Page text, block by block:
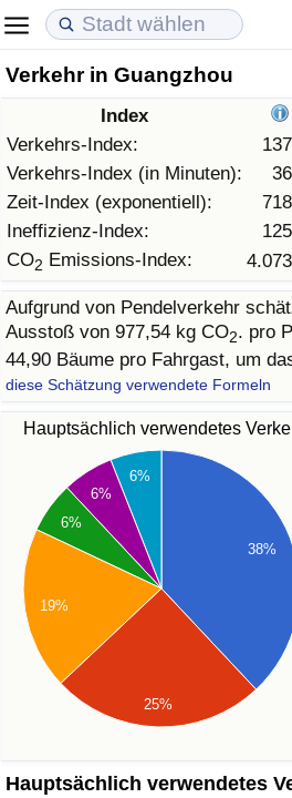
Verkehr in Guangzhou
Index
Verkehrs-Index:
Verkehrs-Index (in Minuten):
Zeit-Index (exponentiell):
Ineffizienz-Index:
CO2 Emissions-Index:
Aufgrund von Pendelverkehr
Ausstoß von 977,54 kg CO2. pro
44,90 Bäume pro Fahrgast, um
diese Schätzung verwendete Formeln
Hauptsächlich verwendetes
38%
6%
6%
6%
19%
25%
Hauptsächlich verwendetes
Lebenshaltungskosten
Lebenshaltungskosten-Index
Lebenshaltungskosten-Index
Lebenshaltungskosten-Index
in Akaba
Immobilienpreise
Immobilienpreis-Index (aktuell)
Immobilienpreis-Index
Immobilienpreis-Index nach Land
Lebensqualität
Lebensqualität-Index
Lebensqualität-Index (aktuell)
Lebensqualitätsindex nach Land
Kriminalität
Kriminalitäts-Index (aktuell)
Kriminalitäts-Index
Kriminalitätsindex nach Land
Gesundheitsversorgung
Gesundheitsversorgungs-Index
Gesundheitsversorgungs-Index
Gesundheitsversorgungs-Index
Umweltverschmutzung